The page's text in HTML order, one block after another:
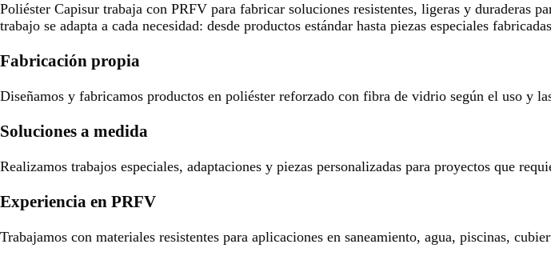
Poliéster Capisur trabaja con PRFV para fabricar soluciones resistentes, ligeras y duraderas
trabajo se adapta a cada necesidad: desde productos estándar hasta piezas especiales
Fabricación propia
Diseñamos y fabricamos productos en poliéster reforzado con fibra de vidrio según el uso y
Soluciones a medida
Realizamos trabajos especiales, adaptaciones y piezas personalizadas para proyectos que
Experiencia en PRFV
Trabajamos con materiales resistentes para aplicaciones en saneamiento, agua, piscinas,